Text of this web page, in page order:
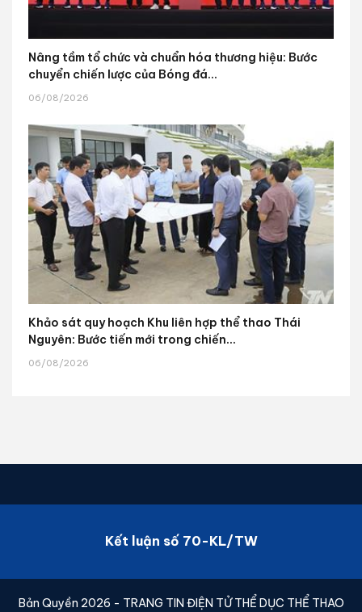
Nâng tầm tổ chức và chuẩn hóa thương hiệu: Bước
chuyển chiến lược của Bóng đá...
06/08/2026
Khảo sát quy hoạch Khu liên hợp thể thao Thái
Nguyên: Bước tiến mới trong chiến...
06/08/2026
Kết luận số 70-KL/TW
Bản Quyền 2026 - TRANG TIN ĐIỆN TỬ THỂ DỤC THỂ THAO